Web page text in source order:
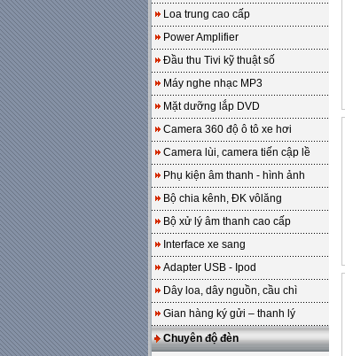
Loa trung cao cấp
Power Amplifier
Đầu thu Tivi kỹ thuật số
Máy nghe nhạc MP3
Mặt dưỡng lắp DVD
Camera 360 độ ô tô xe hơi
Camera lùi, camera tiến cập lề
Phụ kiện âm thanh - hình ảnh
Bộ chia kênh, ĐK vôlăng
Bộ xử lý âm thanh cao cấp
Interface xe sang
Adapter USB - Ipod
Dây loa, dây nguồn, cầu chì
Gian hàng ký gửi – thanh lý
Chuyên độ đèn